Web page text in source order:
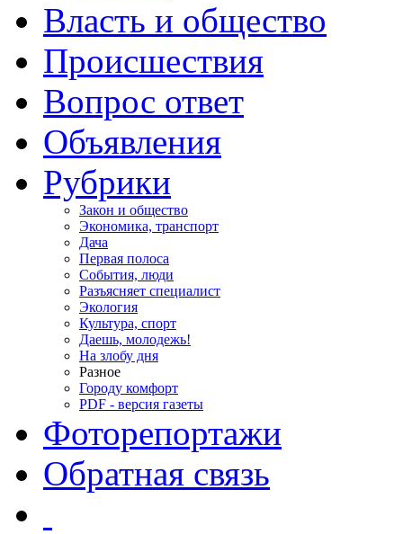
Власть и общество
Происшествия
Вопрос ответ
Объявления
Рубрики
Закон и общество
Экономика, транспорт
Дача
Первая полоса
События, люди
Разъясняет специалист
Экология
Культура, спорт
Даешь, молодежь!
На злобу дня
Разное
Городу комфорт
PDF - версия газеты
Фоторепортажи
Обратная связь